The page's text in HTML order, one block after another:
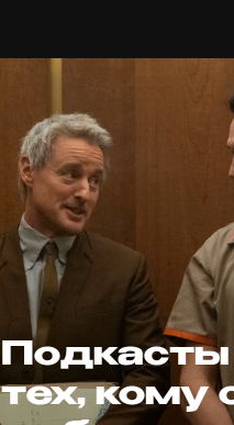
Подкасты
тех, кому